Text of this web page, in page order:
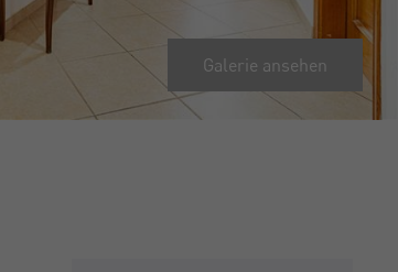
Galerie ansehen